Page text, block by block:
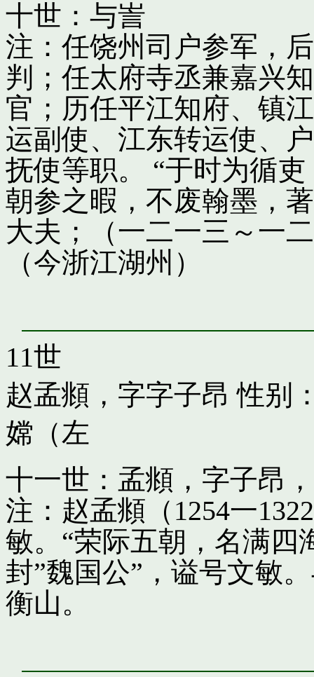
十世：与訔
注：任饶州司户参军，
判；任太府寺丞兼嘉兴
官；历任平江知府、镇
运副使、江东转运使、
抚使等职。 “于时为循
朝参之暇，不废翰墨，
大夫；（一二一三～一
（今浙江湖州）
11世
赵孟頫，字字子昂 性别
嫦（左
十一世：孟頫，字子昂
注：赵孟頫（1254一
敏。“荣际五朝，名满四
封”魏国公”，谥号文敏
衡山。